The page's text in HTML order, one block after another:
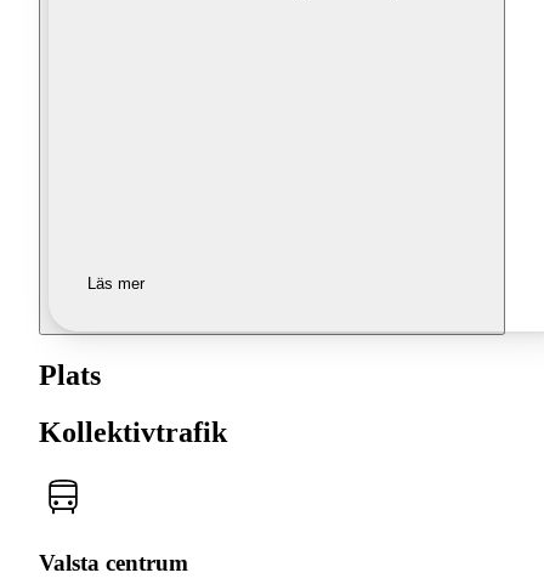
Läs mer
Plats
Kollektivtrafik
Valsta centrum